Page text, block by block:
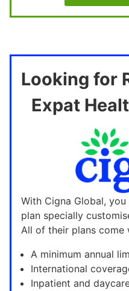
Looking for
Expat
With Cigna Global,
plan specially
All of their plans come
A minimum annual
International
Inpatient and